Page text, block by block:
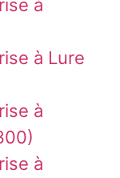
à
à Lure
à
à